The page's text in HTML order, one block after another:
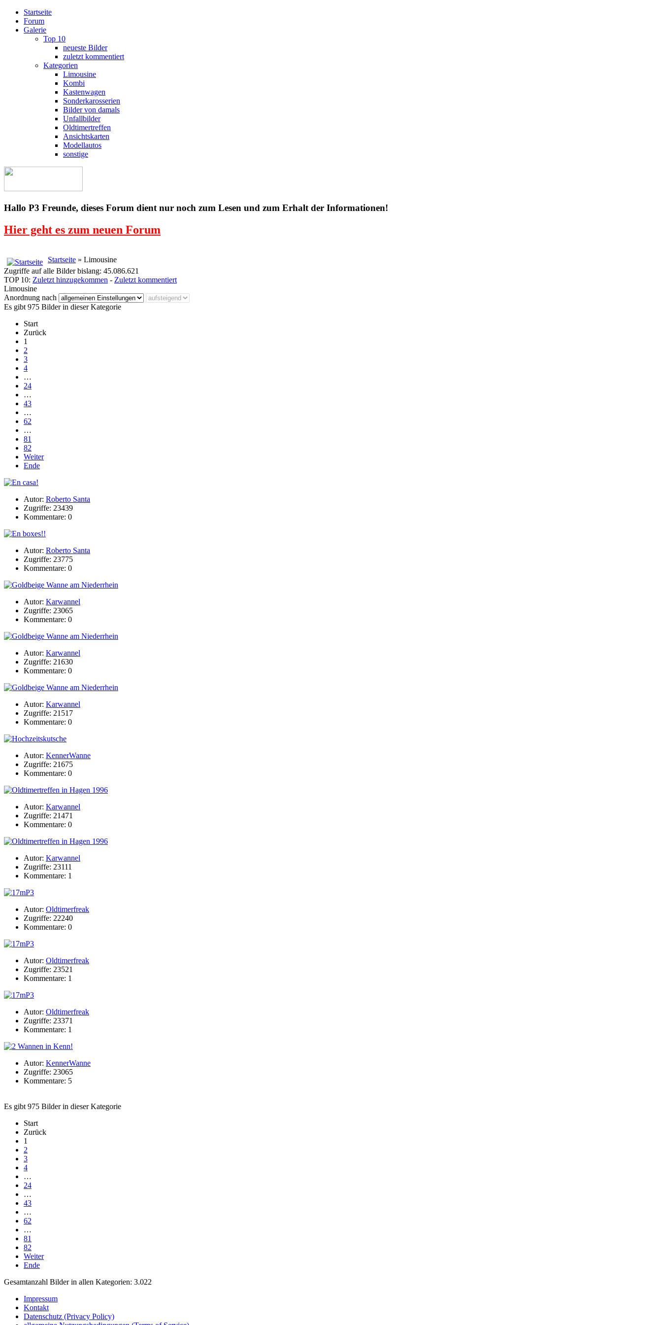
Startseite
Forum
Galerie
Top 10
neueste Bilder
zuletzt kommentiert
Kategorien
Limousine
Kombi
Kastenwagen
Sonderkarosserien
Bilder von damals
Unfallbilder
Oldtimertreffen
Ansichtskarten
Modellautos
sonstige
Hallo P3 Freunde, dieses Forum dient nur noch zum Lesen und zum Erhalt der Informationen!
Hier geht es zum neuen Forum
Startseite » Limousine
Zugriffe auf alle Bilder bislang: 45.086.621
TOP 10: Zuletzt hinzugekommen - Zuletzt kommentiert
Limousine
Anordnung nach
Es gibt 975 Bilder in dieser Kategorie
Start
Zurück
1
2
3
4
…
24
…
43
…
62
…
81
82
Weiter
Ende
Autor: Roberto Santa
Zugriffe: 23439
Kommentare: 0
Autor: Roberto Santa
Zugriffe: 23775
Kommentare: 0
Autor: Karwannel
Zugriffe: 23065
Kommentare: 0
Autor: Karwannel
Zugriffe: 21630
Kommentare: 0
Autor: Karwannel
Zugriffe: 21517
Kommentare: 0
Autor: KennerWanne
Zugriffe: 21675
Kommentare: 0
Autor: Karwannel
Zugriffe: 21471
Kommentare: 0
Autor: Karwannel
Zugriffe: 23111
Kommentare: 1
Autor: Oldtimerfreak
Zugriffe: 22240
Kommentare: 0
Autor: Oldtimerfreak
Zugriffe: 23521
Kommentare: 1
Autor: Oldtimerfreak
Zugriffe: 23371
Kommentare: 1
Autor: KennerWanne
Zugriffe: 23065
Kommentare: 5
Es gibt 975 Bilder in dieser Kategorie
Start
Zurück
1
2
3
4
…
24
…
43
…
62
…
81
82
Weiter
Ende
Gesamtanzahl Bilder in allen Kategorien: 3.022
Impressum
Kontakt
Datenschutz (Privacy Policy)